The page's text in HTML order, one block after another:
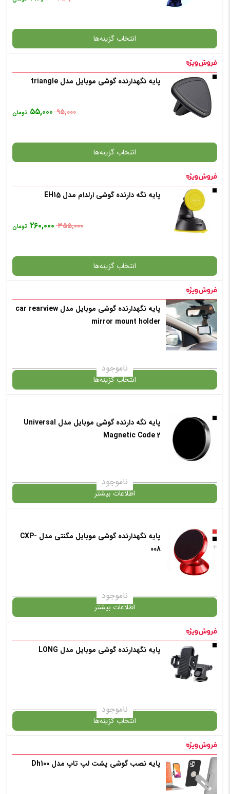
✧ چت با پشتیبان واتس آپ
انتخاب گزینه‌ها
گارانتی
انتخاب رنگ: مشکی
✧ چت با پشتیبان واتس آپ
پایه نگهدارنده گوشی موبایل مدل triangle
۹۵,۰۰۰ ۵۵,۰۰۰ تومان
انتخاب گزینه‌ها
گارانتی
انتخاب رنگ: مشکی
✧ چت با پشتیبان واتس آپ
پایه نگه دارنده گوشی ارلدام مدل EH15
۳۵۵,۰۰۰ ۲۶۰,۰۰۰ تومان
انتخاب گزینه‌ها
گارانتی
انتخاب رنگ: مشکی
✧ چت با پشتیبان واتس آپ
پایه نگهدارنده گوشی موبایل مدل car rearview
mirror mount holder
ناموجود
انتخاب گزینه‌ها
گارانتی
پایه نگه دارنده گوشی موبایل مدل Universal
Magnetic Code 2
ناموجود
اطلاعات بیشتر
در حال حاضر این محصول در انبار موجود نیست و در دسترس نمی باشد.
✧ چت با پشتیبان واتس آپ
+
پایه نگهدارنده گوشی موبایل مگنتی مدل CXP-
008
ناموجود
اطلاعات بیشتر
در حال حاضر این محصول در انبار موجود نیست و در دسترس نمی باشد.
✧ چت با پشتیبان واتس آپ
پایه نگهدارنده گوشی موبایل مدل LONG
ناموجود
انتخاب گزینه‌ها
گارانتی پایه نصب گوشی پشت لپ تاپ مدل Dh100